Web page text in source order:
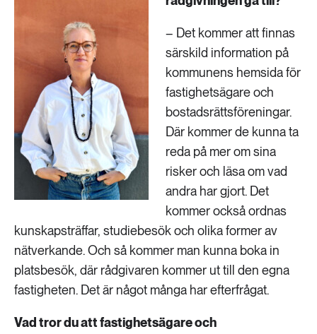
– Det kommer att finnas
särskild information på
kommunens hemsida för
fastighetsägare och
bostadsrättsföreningar.
Där kommer de kunna ta
reda på mer om sina
risker och läsa om vad
andra har gjort. Det
kommer också ordnas
kunskapsträffar, studiebesök och olika former av
nätverkande. Och så kommer man kunna boka in
platsbesök, där rådgivaren kommer ut till den egna
fastigheten. Det är något många har efterfrågat.
Vad tror du att fastighetsägare och